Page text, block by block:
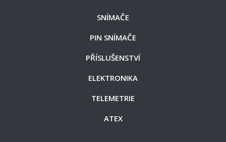
SNÍMAČE
PIN SNÍMAČE
PŘÍSLUŠENSTVÍ
ELEKTRONIKA
TELEMETRIE
ATEX